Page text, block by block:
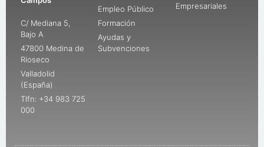
C/ Mediana 5,
Bajo A
47800 Medina de
Rioseco
Valladolid
(España)
Tlfn: +34 983 725
000
Empleo Público
Formación
Ayudas y
Subvenciones
Empresariales